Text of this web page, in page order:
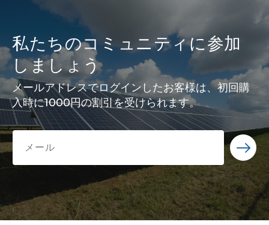
私たちのコミュニティに参加
しましょう
メールアドレスでログインしたお客様は、初回購
入時に1000円の割引を受けられます。
メール